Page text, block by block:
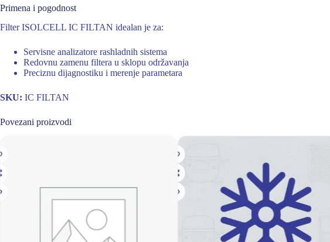
Primena i pogodnost
Filter ISOLCELL IC FILTAN idealan je za:
Servisne analizatore rashladnih sistema
Redovnu zamenu filtera u sklopu održavanja
Preciznu dijagnostiku i merenje parametara
SKU: IC FILTAN
Povezani proizvodi